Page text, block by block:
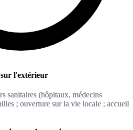
l'extérieur
sanitaires (hôpitaux, médecins
; ouverture sur la vie locale ; accueil